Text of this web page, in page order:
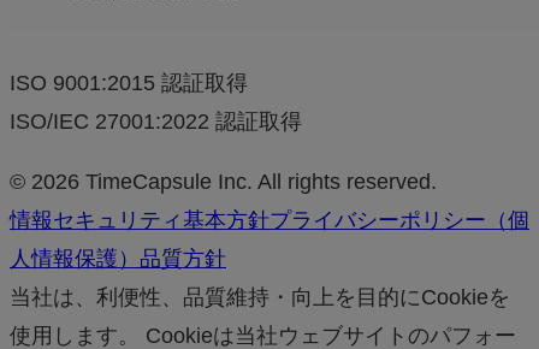
ISO 9001:2015 認証取得
ISO/IEC 27001:2022 認証取得
© 2026 TimeCapsule Inc. All rights reserved.
情報セキュリティ基本方針プライバシーポリシー（個
人情報保護） 品質方針
当社は、利便性、品質維持・向上を目的にCookieを
使用します。 Cookieは当社ウェブサイトのパフォー